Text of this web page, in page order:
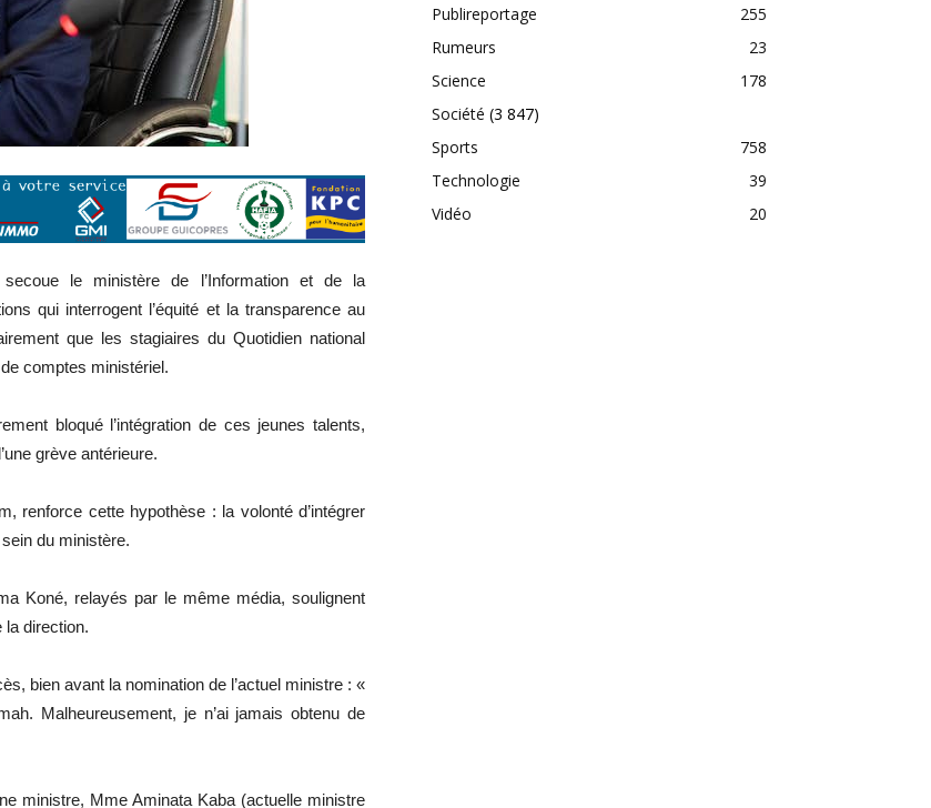
le ministère de l’Information et de la
qui interrogent l’équité et la transparence au
que les stagiaires du Quotidien national
comptes ministériel.
bloqué l’intégration de ces jeunes talents,
grève antérieure.
renforce cette hypothèse : la volonté d’intégrer
du ministère.
Koné, relayés par le même média, soulignent
la direction.
bien avant la nomination de l’actuel ministre : «
Malheureusement, je n’ai jamais obtenu de
ministre, Mme Aminata Kaba (actuelle ministre
Publireportage
255
Rumeurs
23
Science
178
Société (3 847)
Sports
758
Technologie
39
Vidéo
20